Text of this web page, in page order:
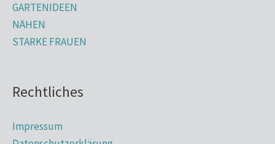
GARTENIDEEN
NÄHEN
STARKE FRAUEN
Rechtliches
Impressum